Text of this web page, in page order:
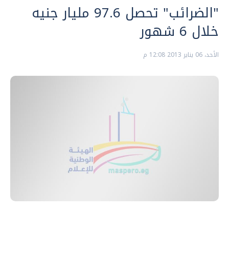
"الضرائب" تحصل 97.6 مليار جنيه
خلال 6 شهور
الأحد، 06 يناير 2013 12:08 م